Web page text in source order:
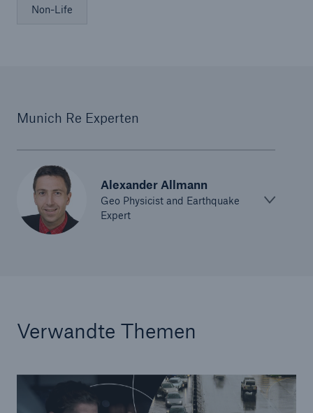
Non-Life
Munich Re Experten
Alexander Allmann
Geo Physicist and Earthquake
Expert
Verwandte Themen